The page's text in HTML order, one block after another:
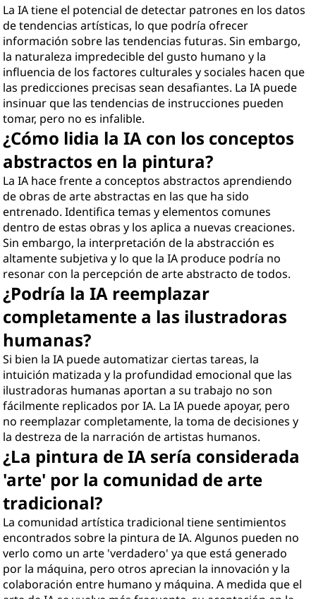
La IA tiene el potencial de detectar patrones en los datos
de tendencias artísticas, lo que podría ofrecer
información sobre las tendencias futuras. Sin embargo,
la naturaleza impredecible del gusto humano y la
influencia de los factores culturales y sociales hacen que
las predicciones precisas sean desafiantes. La IA puede
insinuar que las tendencias de instrucciones pueden
tomar, pero no es infalible.
¿Cómo lidia la IA con los conceptos
abstractos en la pintura?
La IA hace frente a conceptos abstractos aprendiendo
de obras de arte abstractas en las que ha sido
entrenado. Identifica temas y elementos comunes
dentro de estas obras y los aplica a nuevas creaciones.
Sin embargo, la interpretación de la abstracción es
altamente subjetiva y lo que la IA produce podría no
resonar con la percepción de arte abstracto de todos.
¿Podría la IA reemplazar
completamente a las ilustradoras
humanas?
Si bien la IA puede automatizar ciertas tareas, la
intuición matizada y la profundidad emocional que las
ilustradoras humanas aportan a su trabajo no son
fácilmente replicados por IA. La IA puede apoyar, pero
no reemplazar completamente, la toma de decisiones y
la destreza de la narración de artistas humanos.
¿La pintura de IA sería considerada
'arte' por la comunidad de arte
tradicional?
La comunidad artística tradicional tiene sentimientos
encontrados sobre la pintura de IA. Algunos pueden no
verlo como un arte 'verdadero' ya que está generado
por la máquina, pero otros aprecian la innovación y la
colaboración entre humano y máquina. A medida que el